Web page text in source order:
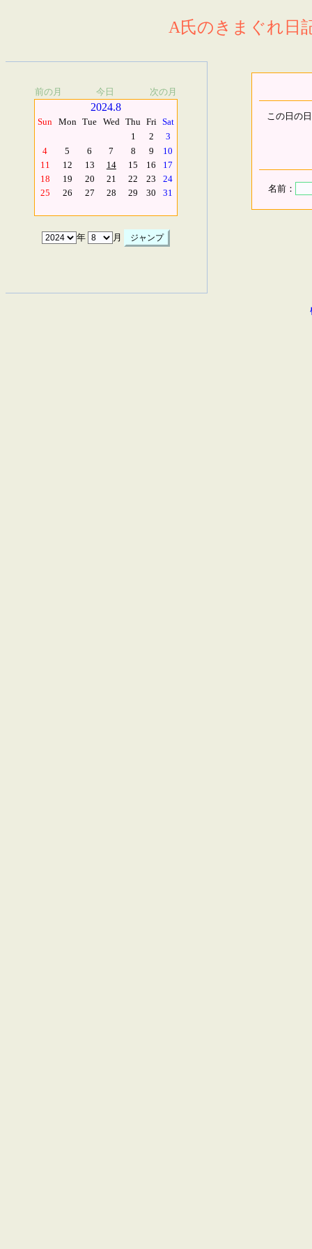
A氏のきまぐれ日
前の月 今日 次の月
2024.8
Sun Mon Tue Wed Thu Fri Sat
1
2
3
4
5 6 7 8 9
10
11
12 13 14 15 16
17
18
19 20 21 22 23
24
25
26 27 28 29 30 31
年 月
この日の
名前：